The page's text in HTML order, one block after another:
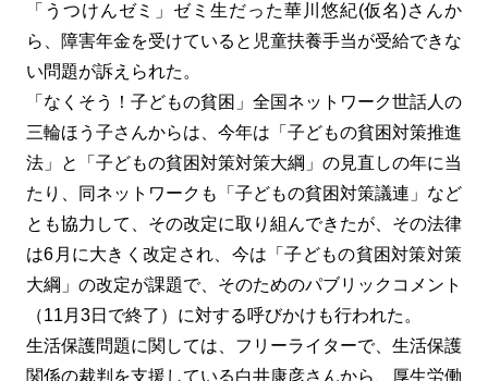
「うつけんゼミ」ゼミ生だった華川悠紀(仮名)さんか
ら、障害年金を受けていると児童扶養手当が受給できな
い問題が訴えられた。
「なくそう！子どもの貧困」全国ネットワーク世話人の
三輪ほう子さんからは、今年は「子どもの貧困対策推進
法」と「子どもの貧困対策対策大綱」の見直しの年に当
たり、同ネットワークも「子どもの貧困対策議連」など
とも協力して、その改定に取り組んできたが、その法律
は6月に大きく改定され、今は「子どもの貧困対策対策
大綱」の改定が課題で、そのためのパブリックコメント
（11月3日で終了）に対する呼びかけも行われた。
生活保護問題に関しては、フリーライターで、生活保護
関係の裁判を支援している白井康彦さんから、厚生労働